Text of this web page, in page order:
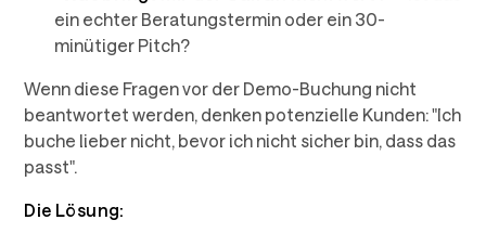
ein echter Beratungstermin oder ein 30-
minütiger Pitch?
Wenn diese Fragen vor der Demo-Buchung nicht
beantwortet werden, denken potenzielle Kunden: "Ich
buche lieber nicht, bevor ich nicht sicher bin, dass das
passt".
Die Lösung: